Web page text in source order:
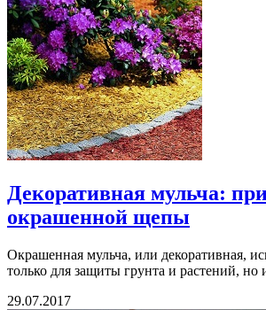
Декоративная мульча:
окрашенной щепы
Окрашенная мульча, или декоративная,
только для защиты грунта и растений, но
29.07.2017